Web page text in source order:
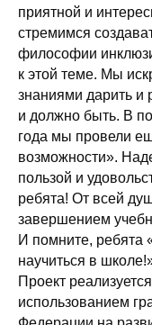
приятной и
стремимся
философии
к этой теме. Мы
знаниями дарить и
и должно быть. В
года мы провели
возможности».
пользой и
ребята! От всей
завершением
И помните, ребята
научиться в
Проект
использованием